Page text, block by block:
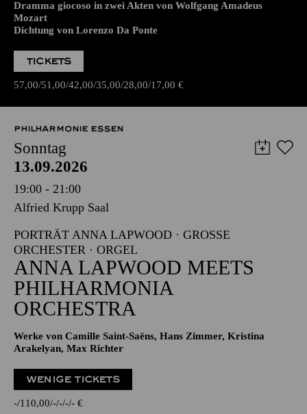
Dramma giocoso in zwei Akten von Wolfgang Amadeus
Mozart
Dichtung von Lorenzo Da Ponte
TICKETS
57,00 51,00 42,00 35,00 28,00 17,00 €
PHILHARMONIE ESSEN
Sonntag
13.09.2026
19:00 - 21:00
Alfried Krupp Saal
PORTRÄT ANNA LAPWOOD · GROSSE O
RCHESTER · ORGEL
ANNA LAPWOOD MEETS
PHILHARMONIA
ORCHESTRA
Werke von Camille Saint-Saëns, Hans Zimmer, Kristina
Arakelyan, Max Richter
WENIGE TICKETS
- 110,00 - - - - €